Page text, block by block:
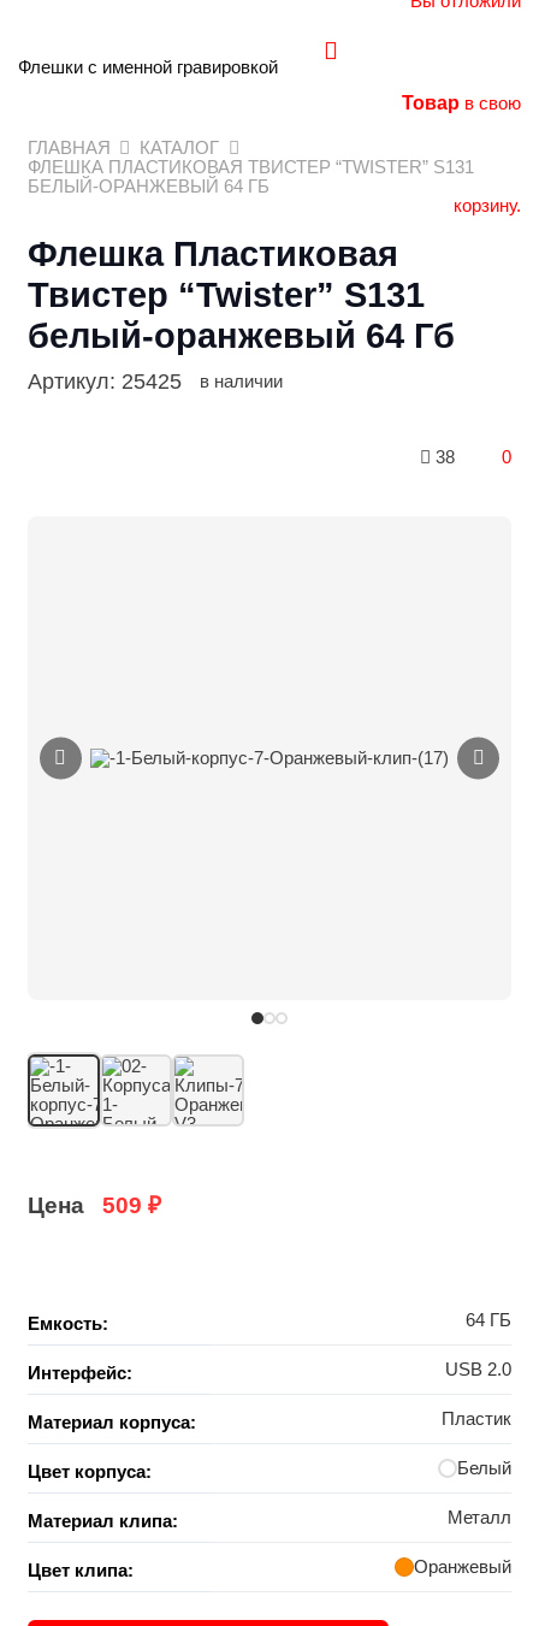
Флешки с именной гравировкой
Товарв свою
корзину.
ГЛАВНАЯ
КАТАЛОГ
ФЛЕШКА ПЛАСТИКОВАЯ ТВИСТЕР “TWISTER” S131
БЕЛЫЙ-ОРАНЖЕВЫЙ 64 ГБ
Флешка Пластиковая
Твистер “Twister” S131
белый-оранжевый 64 Гб
Артикул: 25425 в наличии
38 0
Цена 509₽
Емкость: 64 ГБ
Интерфейс: USB 2.0
Материал корпуса: Пластик
Цвет корпуса: Белый
Материал клипа: Металл
Цвет клипа: Оранжевый